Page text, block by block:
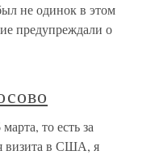
не одинок в этом
предупреждали о
то есть за
визита в США, я